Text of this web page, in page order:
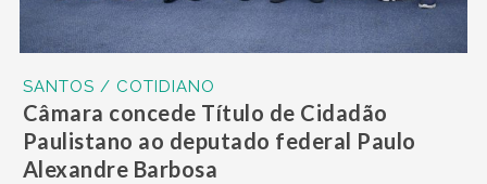
SANTOS / COTIDIANO
Câmara concede Título de Cidadão
Paulistano ao deputado federal Paulo
Alexandre Barbosa